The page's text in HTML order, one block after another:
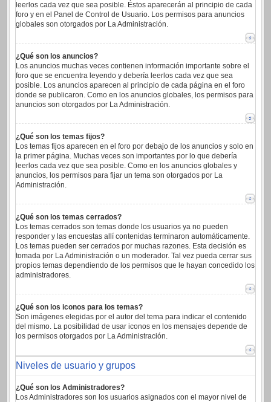
leerlos cada vez que sea posible. Éstos aparecerán al principio de cada
foro y en el Panel de Control de Usuario. Los permisos para anuncios
globales son otorgados por La Administración.
¿Qué son los anuncios?
Los anuncios muchas veces contienen información importante sobre el
foro que se encuentra leyendo y debería leerlos cada vez que sea
posible. Los anuncios aparecen al principio de cada página en el foro
donde se publicaron. Como en los anuncios globales, los permisos para
anuncios son otorgados por La Administración.
¿Qué son los temas fijos?
Los temas fijos aparecen en el foro por debajo de los anuncios y solo en
la primer página. Muchas veces son importantes por lo que debería
leerlos cada vez que sea posible. Como en los anuncios globales y
anuncios, los permisos para fijar un tema son otorgados por La
Administración.
¿Qué son los temas cerrados?
Los temas cerrados son temas donde los usuarios ya no pueden
responder y las encuestas allí contenidas terminaron automáticamente.
Los temas pueden ser cerrados por muchas razones. Esta decisión es
tomada por La Administración o un moderador. Tal vez pueda cerrar sus
propios temas dependiendo de los permisos que le hayan concedido los
administradores.
¿Qué son los iconos para los temas?
Son imágenes elegidas por el autor del tema para indicar el contenido
del mismo. La posibilidad de usar iconos en los mensajes depende de
los permisos otorgados por La Administración.
Niveles de usuario y grupos
¿Qué son los Administradores?
Los Administradores son los usuarios asignados con el mayor nivel de